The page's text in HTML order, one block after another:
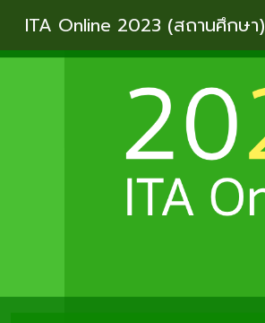
ITA Online 2023 (สถานศึกษา)